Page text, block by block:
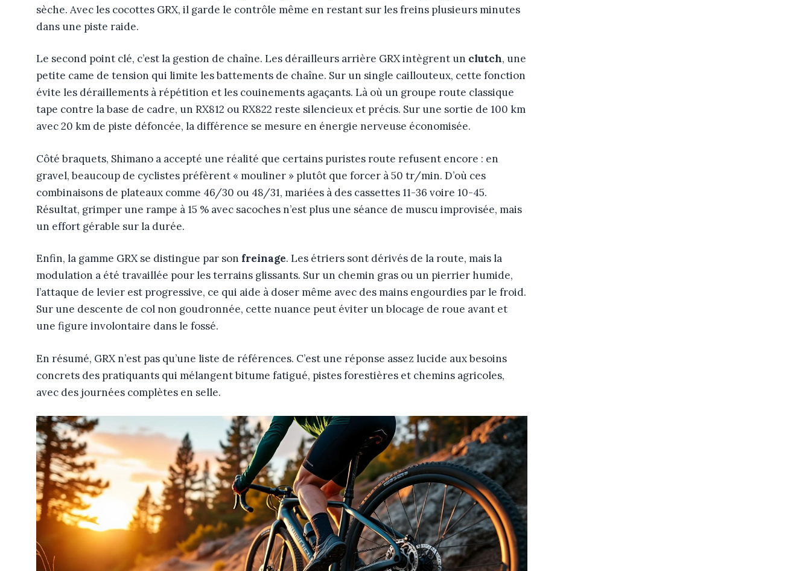
sèche. Avec les cocottes GRX, il garde le contrôle même en restant sur les freins plusieurs minutes
dans une piste raide.
Le second point clé, c’est la gestion de chaîne. Les dérailleurs arrière GRX intègrent un clutch, une
petite came de tension qui limite les battements de chaîne. Sur un single caillouteux, cette fonction
évite les déraillements à répétition et les couinements agaçants. Là où un groupe route classique
tape contre la base de cadre, un RX812 ou RX822 reste silencieux et précis. Sur une sortie de 100 km
avec 20 km de piste défoncée, la différence se mesure en énergie nerveuse économisée.
Côté braquets, Shimano a accepté une réalité que certains puristes route refusent encore : en
gravel, beaucoup de cyclistes préfèrent « mouliner » plutôt que forcer à 50 tr/min. D’où ces
combinaisons de plateaux comme 46/30 ou 48/31, mariées à des cassettes 11-36 voire 10-45.
Résultat, grimper une rampe à 15 % avec sacoches n’est plus une séance de muscu improvisée, mais
un effort gérable sur la durée.
Enfin, la gamme GRX se distingue par son freinage. Les étriers sont dérivés de la route, mais la
modulation a été travaillée pour les terrains glissants. Sur un chemin gras ou un pierrier humide,
l’attaque de levier est progressive, ce qui aide à doser même avec des mains engourdies par le froid.
Sur une descente de col non goudronnée, cette nuance peut éviter un blocage de roue avant et
une figure involontaire dans le fossé.
En résumé, GRX n’est pas qu’une liste de références. C’est une réponse assez lucide aux besoins
concrets des pratiquants qui mélangent bitume fatigué, pistes forestières et chemins agricoles,
avec des journées complètes en selle.